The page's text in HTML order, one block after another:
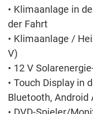
• Klimaanlage in
der Fahrt
• Klimaanlage /
V)
• 12 V
• Touch Display in
Bluetooth, Android